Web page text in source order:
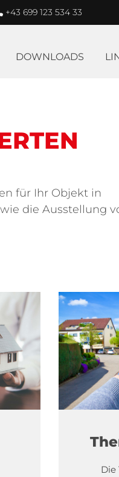
+43 699 123 534 33
DOWNLOADS
für Ihr Objekt in
die Ausstellung
Die